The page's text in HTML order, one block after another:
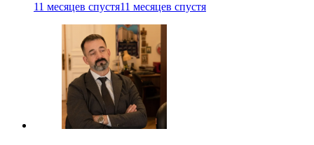
11 месяцев спустя11 месяцев спустя